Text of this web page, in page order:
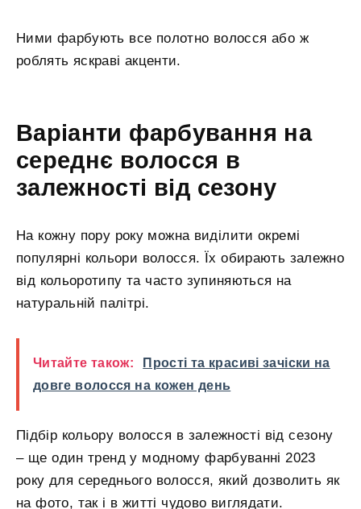
Ними фарбують все полотно волосся або ж
роблять яскраві акценти.
Варіанти фарбування на
середнє волосся в
залежності від сезону
На кожну пору року можна виділити окремі
популярні кольори волосся. Їх обирають залежно
від кольоротипу та часто зупиняються на
натуральній палітрі.
Читайте також:
Прості та красиві зачіски на
довге волосся на кожен день
Підбір кольору волосся в залежності від сезону
– ще один тренд у модному фарбуванні 2023
року для середнього волосся, який дозволить як
на фото, так і в житті чудово виглядати.